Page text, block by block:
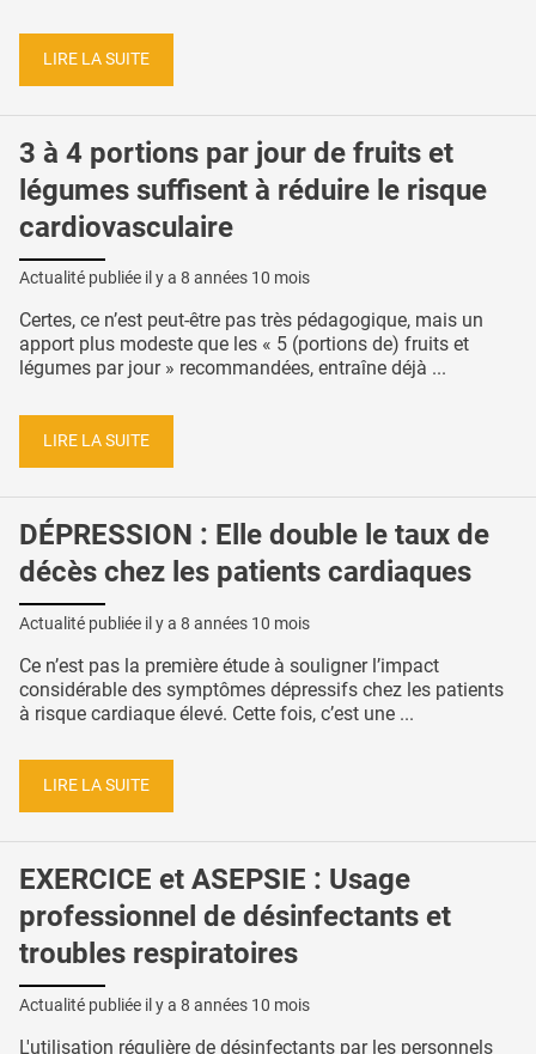
LIRE LA SUITE
3 à 4 portions par jour de fruits et
légumes suffisent à réduire le risque
cardiovasculaire
Actualité publiée il y a 8 années 10 mois
Certes, ce n’est peut-être pas très pédagogique, mais un
apport plus modeste que les « 5 (portions de) fruits et
légumes par jour » recommandées, entraîne déjà ...
LIRE LA SUITE
DÉPRESSION : Elle double le taux de
décès chez les patients cardiaques
Actualité publiée il y a 8 années 10 mois
Ce n’est pas la première étude à souligner l’impact
considérable des symptômes dépressifs chez les patients
à risque cardiaque élevé. Cette fois, c’est une ...
LIRE LA SUITE
EXERCICE et ASEPSIE : Usage
professionnel de désinfectants et
troubles respiratoires
Actualité publiée il y a 8 années 10 mois
L'utilisation régulière de désinfectants par les personnels